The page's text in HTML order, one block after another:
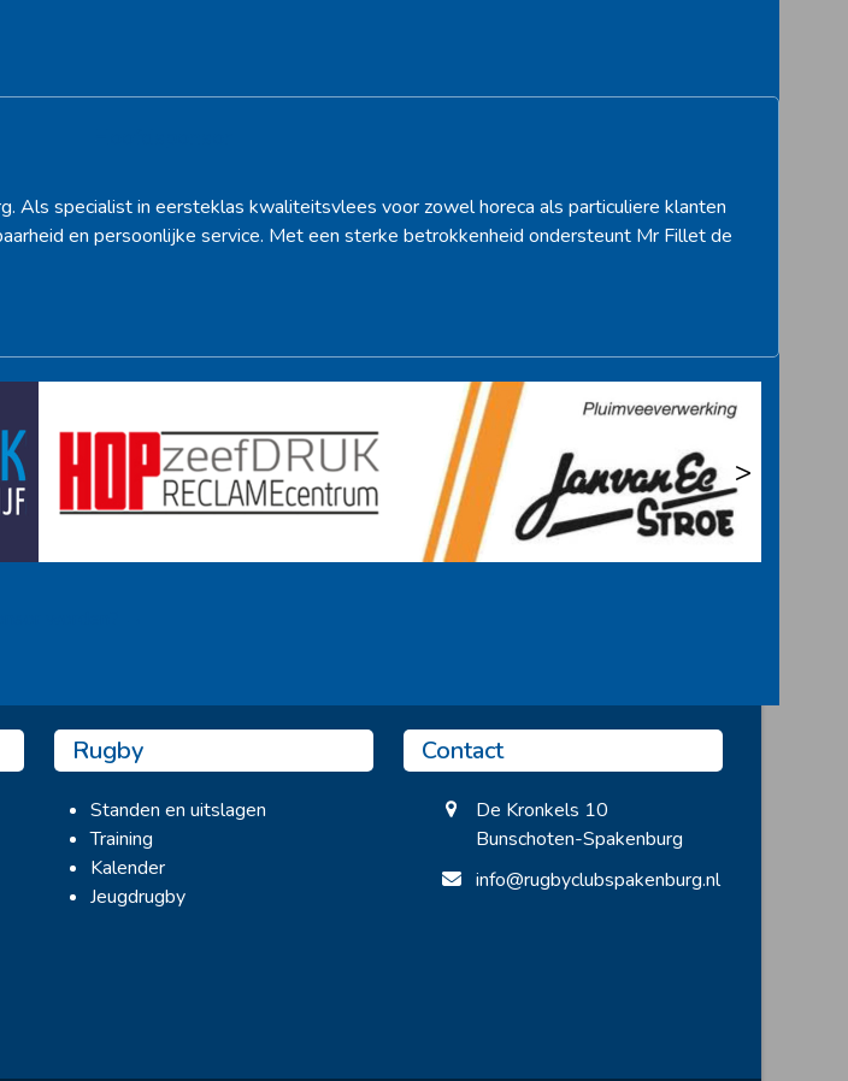
Als specialist in eersteklas kwaliteitsvlees voor zowel horeca als particuliere klanten
en persoonlijke service. Met een sterke betrokkenheid ondersteunt Mr Fillet de
>
Rugby
Standen en uitslagen
Training
Kalender
Jeugdrugby
Contact
De Kronkels 10
Bunschoten-Spakenburg
info@rugbyclubspakenburg.nl